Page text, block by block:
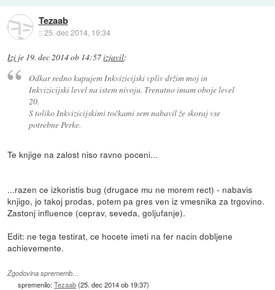
Tezaab
::25. dec 2014, 19:34
Izi je 19. dec 2014 ob 14:57izjavil:
Odkar redno kupujem Inkvizicijski vpliv držim moj in
Inkvizicijski level na istem nivoju. Trenutno imam oboje level
20.
S toliko Inkvizicijskimi točkami sem nabavil že skoraj vse
potrebne Perke.
Te knjige na zalost niso ravno poceni...
...razen ce izkoristis bug (drugace mu ne morem rect) - nabavis
knjigo, jo takoj prodas, potem pa gres ven iz vmesnika za trgovino.
Zastonj influence (ceprav, seveda, goljufanje).
Edit: ne tega testirat, ce hocete imeti na fer nacin dobljene
achievemente.
Zgodovina sprememb…
spremenilo:Tezaab(25. dec 2014 ob 19:37)